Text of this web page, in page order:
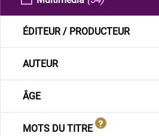
ÉDITEUR / PRODUCTEUR
AUTEUR
ÂGE
MOTS DU TITRE